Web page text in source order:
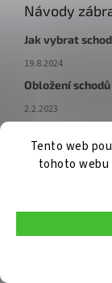
Tento web
tohoto webu
V pátek 7. 8. 2026
dostupné pouze do
Návody
Jak vybrat
19.8.2024
Obložení
2.2.2023
20.9.2022